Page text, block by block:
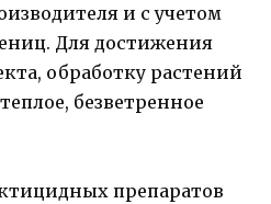
и с учетом
Для достижения
обработку растений
безветренное
препаратов